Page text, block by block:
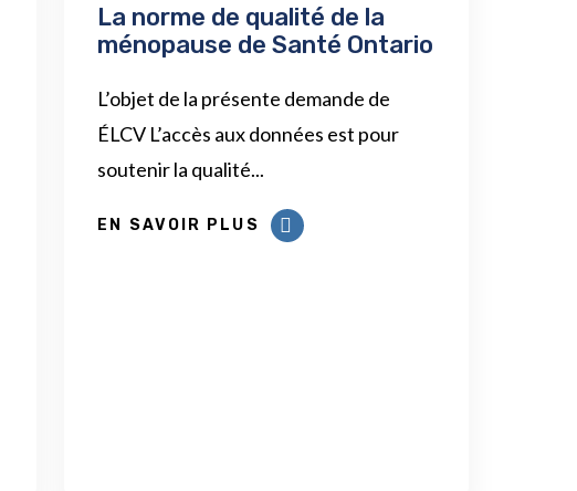
La norme de qualité de la
ménopause de Santé Ontario
L’objet de la présente demande de
ÉLCV L’accès aux données est pour
soutenir la qualité...
EN SAVOIR PLUS